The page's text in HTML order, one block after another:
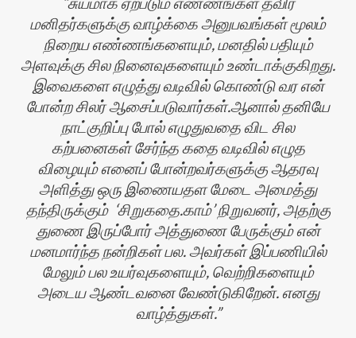
மனிதர்களுக்கு வாழ்க்கை அனுபவங்கள் மூலம்
நிறைய எண்ணங்களையும், மனதில் பதியும்
அளவுக்கு சில நினைவுகளையும் உண்டாக்குகிறது.
இவைகளை எழுத்து வடிவில் கொண்டு வர என்
போன்ற சிலர் ஆசைப்படுவார்கள்.ஆனால் தனியே
நாட்குறிப்பு போல் எழுதுவதை விட சில
கற்பனைகள் சேர்ந்த கதை வடிவில் எழுத
விழையும் எனைப் போன்றவர்களுக்கு ஆதரவு
அளித்து ஒரு இணையதள மேடை அமைத்து
தந்திருக்கும் ‘சிறுகதை.காம்’ நிறுவனர், அதற்கு
துணை இருப்போர் அத்துணை பேருக்கும் என்
மனமார்ந்த நன்றிகள் பல. அவர்கள் இப்பணியில்
மேலும் பல உயர்வுகளையும், வெற்றிகளையும்
அடைய ஆண்டவனை வேண்டுகிறேன். எனது
வாழ்த்துகள்.